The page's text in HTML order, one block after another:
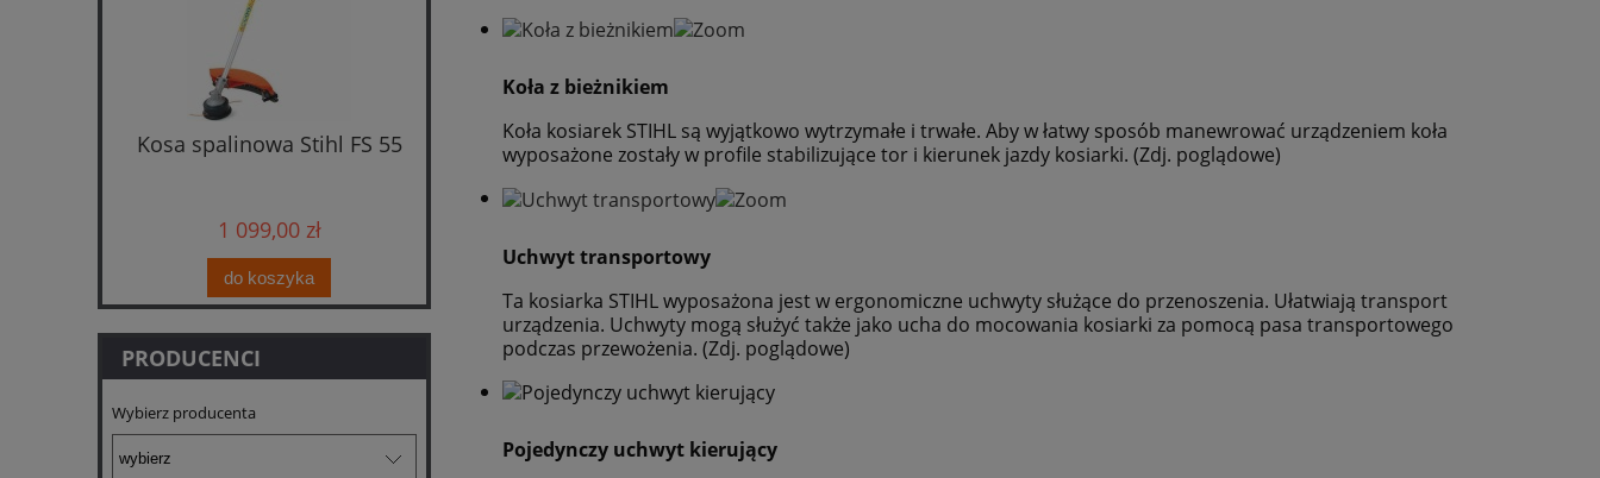
Kosa spalinowa Stihl FS 55
1 099,00 zł
do koszyka
Kosiarka automatyczna STIHL
iMOW RMI 422 P
Kosiarka spalinowa STIHL RM 3
RT
PRODUCENCI
Wybierz producenta
Koła z bieżnikiem
Koła kosiarek STIHL są wyjątkowo wytrzymałe i trwałe. Aby w łatwy sposób manewrować urządzeniem koła
wyposażone zostały w profile stabilizujące tor i kierunek jazdy kosiarki. (Zdj. poglądowe)
Uchwyt transportowy
Ta kosiarka STIHL wyposażona jest w ergonomiczne uchwyty służące do przenoszenia. Ułatwiają transport
urządzenia. Uchwyty mogą służyć także jako ucha do mocowania kosiarki za pomocą pasa transportowego
podczas przewożenia. (Zdj. poglądowe)
Pojedynczy uchwyt kierujący